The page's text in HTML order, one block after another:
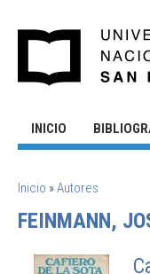
INICIO
SE ENCUENTRA USTED
Inicio »Autores
FEINMANN,